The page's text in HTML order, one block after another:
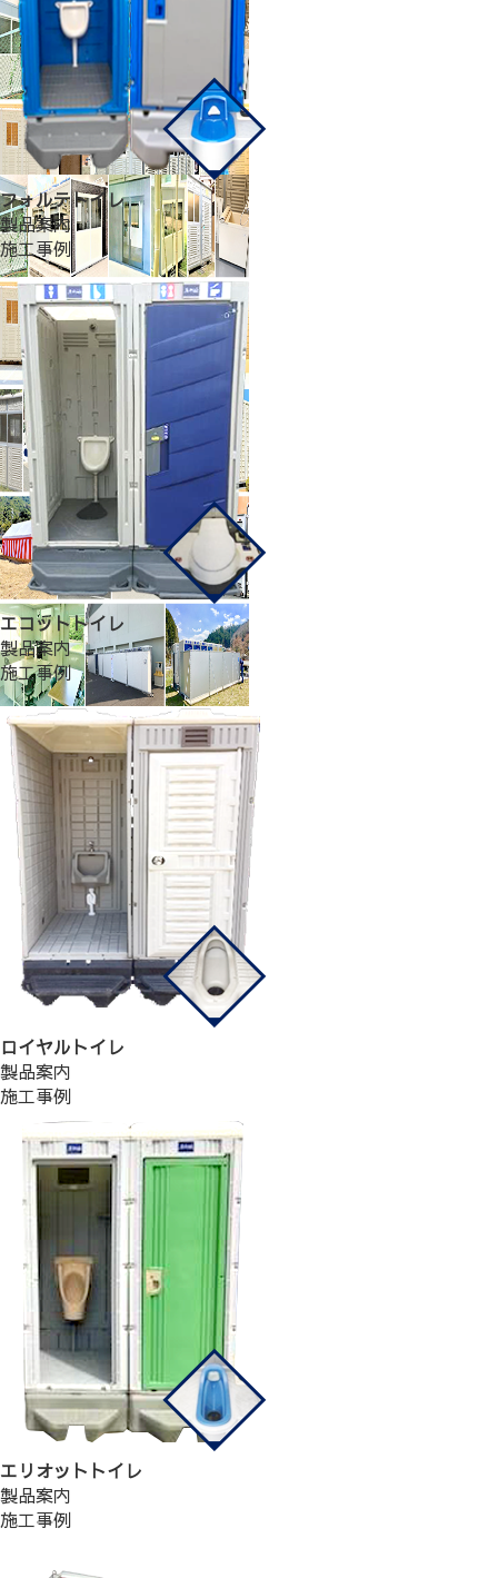
フォルテトイレ
製品案内
施工事例
エコットトイレ
製品案内
施工事例
ロイヤルトイレ
製品案内
施工事例
エリオットトイレ
製品案内
施工事例